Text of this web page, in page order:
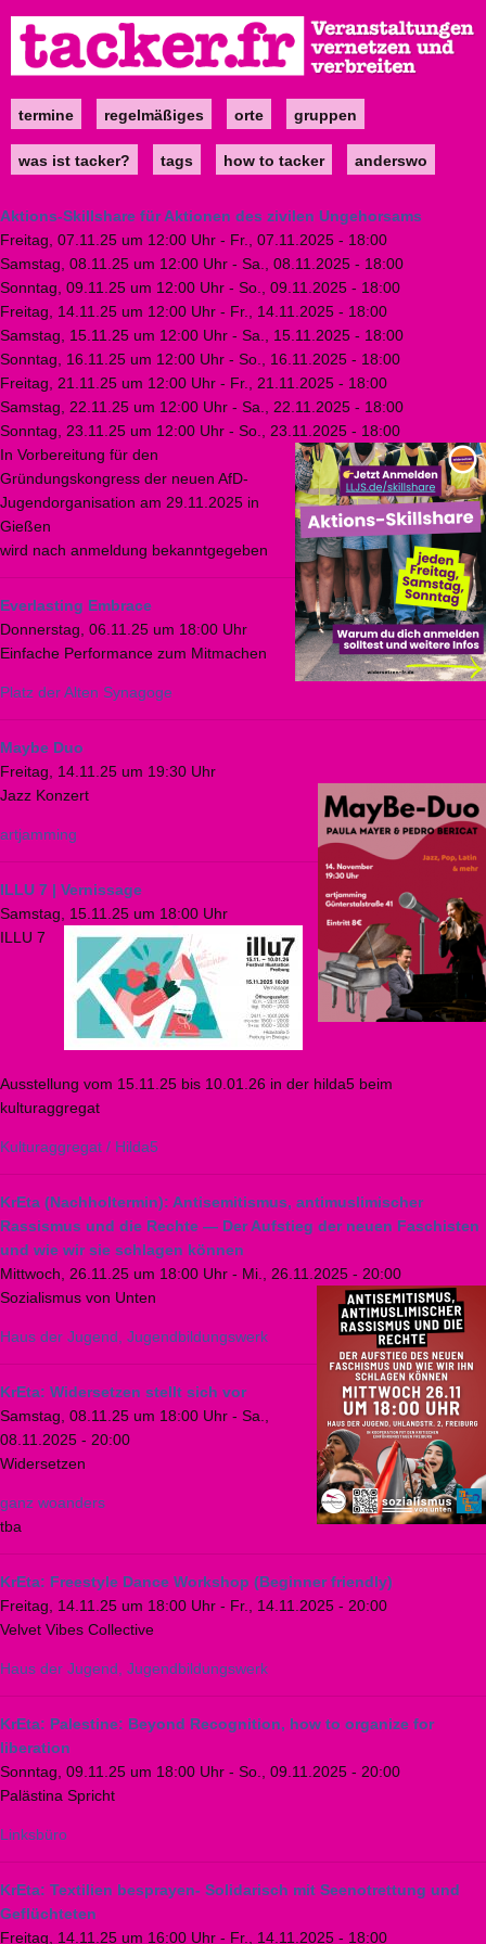
zum
Inhalt
Maintermine regelmäßiges orte gruppen
was ist tacker? tags how to tacker anderswo
Aktions-Skillshare für Aktionen des zivilen Ungehorsams
Freitag, 07.11.25 um 12:00 Uhr - Fr., 07.11.2025 - 18:00
Samstag, 08.11.25 um 12:00 Uhr - Sa., 08.11.2025 - 18:00
Sonntag, 09.11.25 um 12:00 Uhr - So., 09.11.2025 - 18:00
Freitag, 14.11.25 um 12:00 Uhr - Fr., 14.11.2025 - 18:00
Samstag, 15.11.25 um 12:00 Uhr - Sa., 15.11.2025 - 18:00
Sonntag, 16.11.25 um 12:00 Uhr - So., 16.11.2025 - 18:00
Freitag, 21.11.25 um 12:00 Uhr - Fr., 21.11.2025 - 18:00
Samstag, 22.11.25 um 12:00 Uhr - Sa., 22.11.2025 - 18:00
Sonntag, 23.11.25 um 12:00 Uhr - So., 23.11.2025 - 18:00
In Vorbereitung für den
Gründungskongress der neuen AfD-
Jugendorganisation am 29.11.2025 in
Gießen
wird nach anmeldung bekanntgegeben
Everlasting Embrace
Donnerstag, 06.11.25 um 18:00 Uhr
Einfache Performance zum Mitmachen
Platz der Alten Synagoge
Maybe Duo
Freitag, 14.11.25 um 19:30 Uhr
Jazz Konzert
artjamming
ILLU 7 | Vernissage
Samstag, 15.11.25 um 18:00 Uhr
ILLU 7
Ausstellung vom 15.11.25 bis 10.01.26 in der hilda5 beim
kulturaggregat
Kulturaggregat / Hilda5
KrEta (Nachholtermin): Antisemitismus, antimuslimischer
Rassismus und die Rechte — Der Aufstieg der neuen Faschisten
und wie wir sie schlagen können
Mittwoch, 26.11.25 um 18:00 Uhr - Mi., 26.11.2025 - 20:00
Sozialismus von Unten
Haus der Jugend, Jugendbildungswerk
KrEta: Widersetzen stellt sich vor
Samstag, 08.11.25 um 18:00 Uhr - Sa.,
08.11.2025 - 20:00
Widersetzen
ganz woanders
tba
KrEta: Freestyle Dance Workshop (Beginner friendly)
Freitag, 14.11.25 um 18:00 Uhr - Fr., 14.11.2025 - 20:00
Velvet Vibes Collective
Haus der Jugend, Jugendbildungswerk
KrEta: Palestine: Beyond Recognition, how to organize for
liberation
Sonntag, 09.11.25 um 18:00 Uhr - So., 09.11.2025 - 20:00
Palästina Spricht
Linksbüro
KrEta: Textilien besprayen- Solidarisch mit Seenotrettung und
Geflüchteten
Freitag, 14.11.25 um 16:00 Uhr - Fr., 14.11.2025 - 18:00